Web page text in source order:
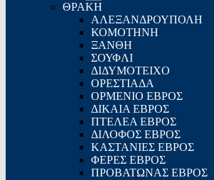
ΘΡΑΚΗ
ΑΛΕΞΑΝΔΡΟΥΠΟΛΗ
ΚΟΜΟΤΗΝΗ
ΞΑΝΘΗ
ΣΟΥΦΛΙ
ΔΙΔΥΜΟΤΕΙΧΟ
ΟΡΕΣΤΙΑΔΑ
ΟΡΜΕΝΙΟ ΕΒΡΟΣ
ΔΙΚΑΙΑ ΕΒΡΟΣ
ΠΤΕΛΕΑ ΕΒΡΟΣ
ΔΙΛΟΦΟΣ ΕΒΡΟΣ
ΚΑΣΤΑΝΙΕΣ ΕΒΡΟΣ
ΦΕΡΕΣ ΕΒΡΟΣ
ΠΡΟΒΑΤΩΝΑΣ ΕΒΡΟΣ